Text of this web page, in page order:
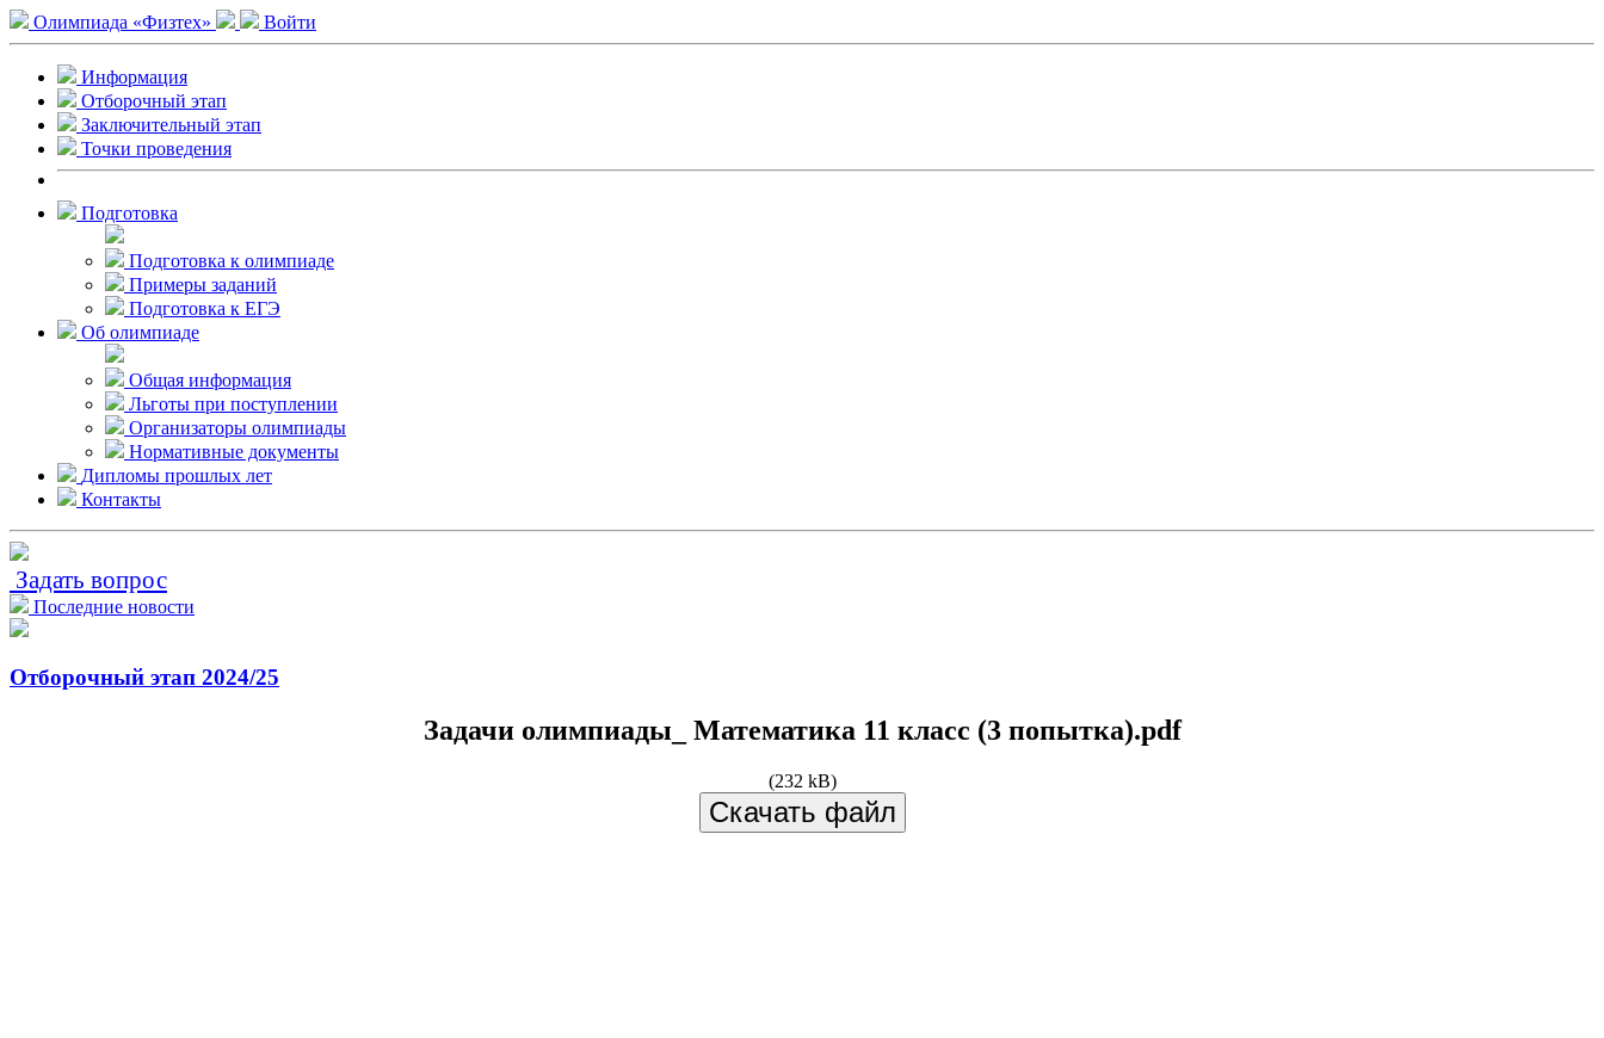
Олимпиада «Физтех» Войти
Информация
Отборочный этап
Заключительный этап
Точки проведения
Подготовка
Подготовка к олимпиаде
Примеры заданий
Подготовка к ЕГЭ
Об олимпиаде
Общая информация
Льготы при поступлении
Организаторы олимпиады
Нормативные документы
Дипломы прошлых лет
Контакты
Задать вопрос
Последние новости
Отборочный этап 2024/25
Задачи олимпиады_ Математика 11 класс (3 попытка).pdf
(232 kB)
Скачать файл